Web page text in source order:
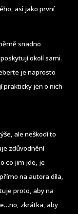
asi jako první
snadno
okolí sami.
je naprosto
prakticky jen o nich
ale neškodí to
zdůvodnění
co jim jde, je
na autora díla,
proto, aby na
zkrátka, aby